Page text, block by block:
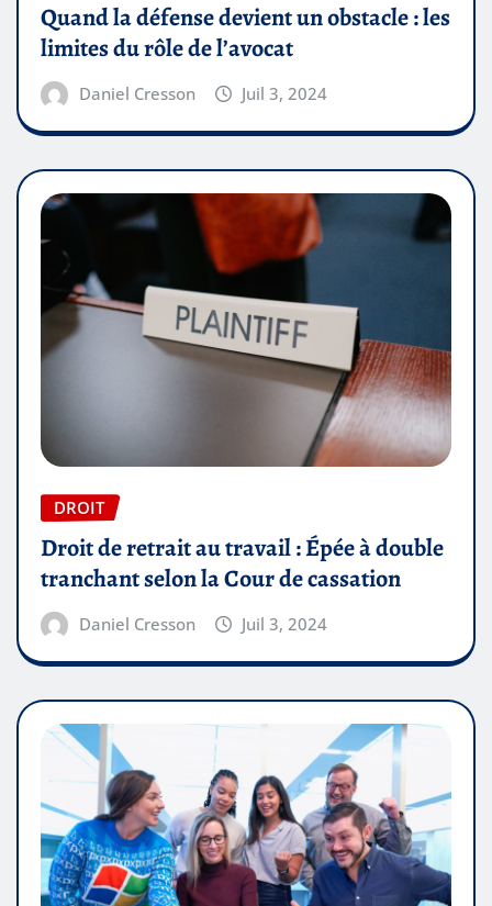
Quand la défense devient un obstacle : les
limites du rôle de l’avocat
Daniel Cresson Juil 3, 2024
DROIT
Droit de retrait au travail : Épée à double
tranchant selon la Cour de cassation
Daniel Cresson Juil 3, 2024